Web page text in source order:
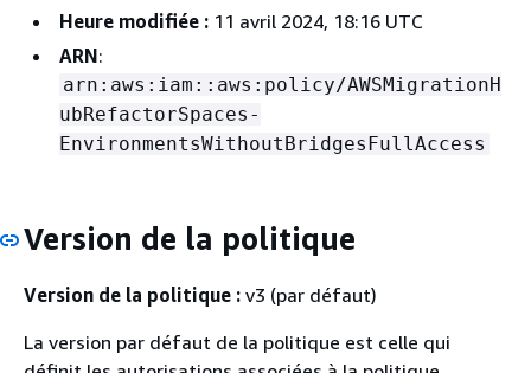
Heure modifiée : 11 avril 2024, 18:16 UTC
ARN:
arn:aws:iam::aws:policy/AWSMigrationH
ubRefactorSpaces-
EnvironmentsWithoutBridgesFullAccess
Version de la politique
Version de la politique : v3 (par défaut)
La version par défaut de la politique est celle qui